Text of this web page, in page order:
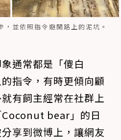
並依照指令避開路上的泥坑。
通常都是「傻白
指令，有時更傾向顧
有飼主經常在社群上
Coconut bear」的日
享到微博上，讓網友